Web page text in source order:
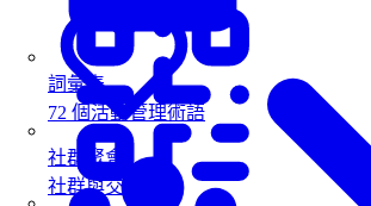
社群聚會
社群與交流活動
詞彙表
72 個活動管理術語